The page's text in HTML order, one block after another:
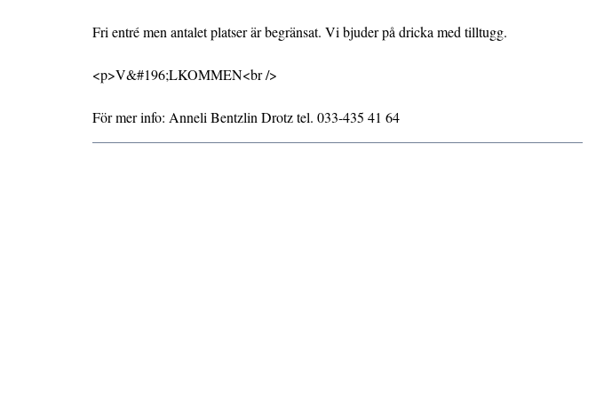
Fri entré men antalet platser är begränsat. Vi bjuder på dricka med tilltugg.
<p>V&#196;LKOMMEN<br />
För mer info: Anneli Bentzlin Drotz tel. 033-435 41 64